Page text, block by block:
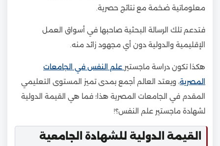
معلوماتية ضخمة مع نتائج حصرية.
فتدعم تلك الرسالة البحثية صاحبها في أسواق العمل
الإقليمية والدولية دون أي مجهود زائد منه.
هكذا تكون دراسة ماجستير علم النفس في الجامعات
المصرية، ويعتد العالم أجمع بمدى تميز المستوى التعليمي
المقدم في الجامعات المصرية هذا؛ فما هي القيمة الدولية
لشهادة ماجستير علم النفس؟!
القيمة الدولية للشهادة الجامعية